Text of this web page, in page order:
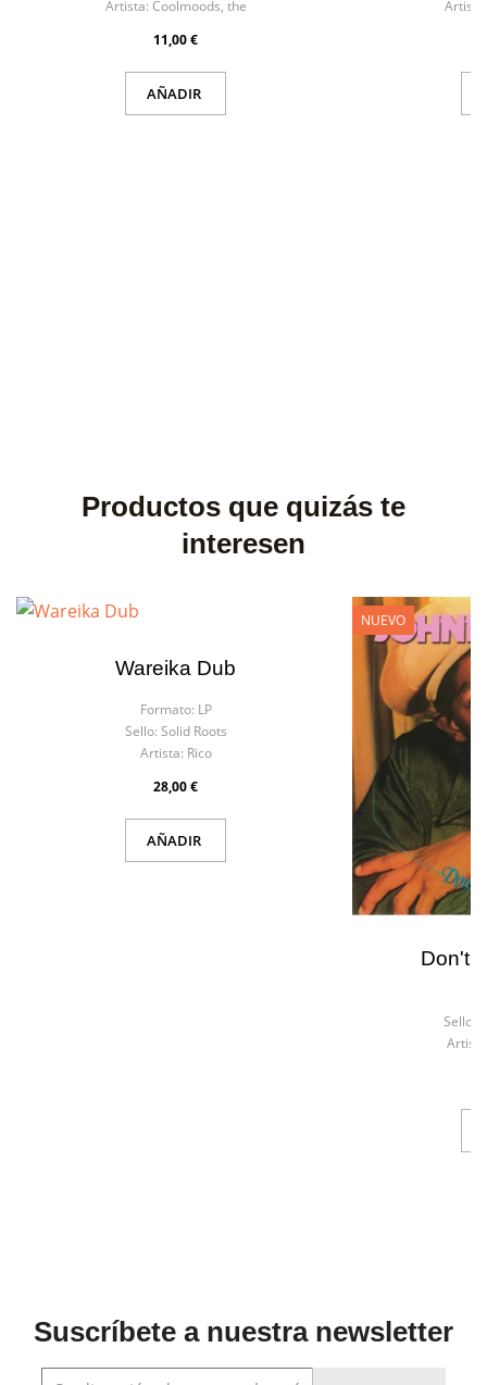
Artista: Coolmoods, the
11,00 €
AÑADIR
Artista:
Productos que quizás te
interesen
Wareika Dub
Formato: LP
Sello: Solid Roots
Artista: Rico
28,00 €
AÑADIR
Don't
Sello:
NUEVO
Suscríbete a nuestra newsletter
Cancelar